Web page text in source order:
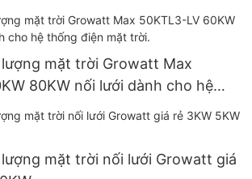
60W, 80W, 100W dành cho các
phủ.
mặt trời Growatt Max
80KW nối lưới dành cho hệ
trời.
mặt trời nối lưới Growatt giá